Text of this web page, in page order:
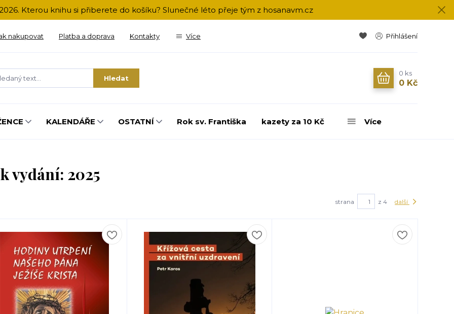
Kterou knihu si přiberete do košíku? Slunečné léto přeje tým z hosanavm.cz
nakupovat Platba a doprava Kontakty Více Přihlášení
Hledat
0 ks
0 Kč
KALENDÁŘE OSTATNÍ Rok sv. Františka kazety za 10 Kč Více
vydání: 2025
strana z 4 další